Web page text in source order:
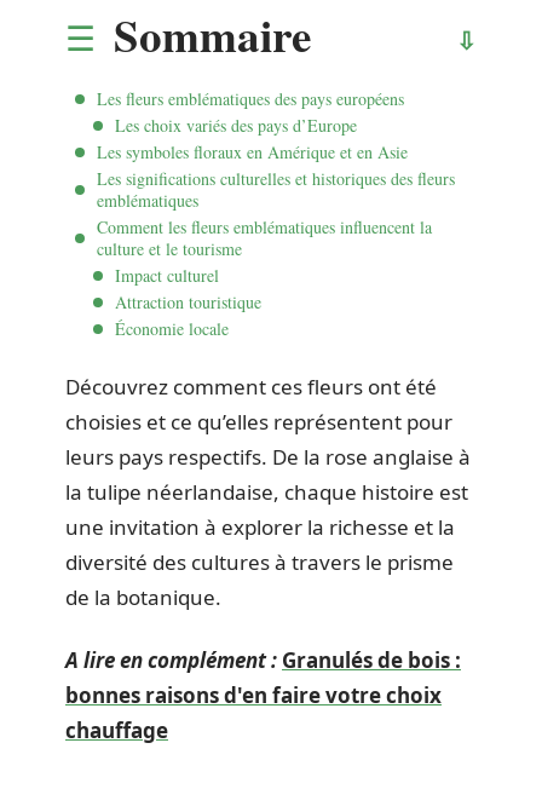
Sommaire
Les fleurs emblématiques des pays européens
Les choix variés des pays d’Europe
Les symboles floraux en Amérique et en Asie
Les significations culturelles et historiques des fleurs
emblématiques
Comment les fleurs emblématiques influencent la
culture et le tourisme
Impact culturel
Attraction touristique
Économie locale
Découvrez comment ces fleurs ont été
choisies et ce qu’elles représentent pour
leurs pays respectifs. De la rose anglaise à
la tulipe néerlandaise, chaque histoire est
une invitation à explorer la richesse et la
diversité des cultures à travers le prisme
de la botanique.
A lire en complément : Granulés de bois :
bonnes raisons d'en faire votre choix
chauffage